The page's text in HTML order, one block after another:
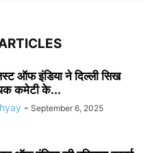
ऑफ इंडिया ने दिल्ली सिख
कमेटी के...
- September 6, 2025